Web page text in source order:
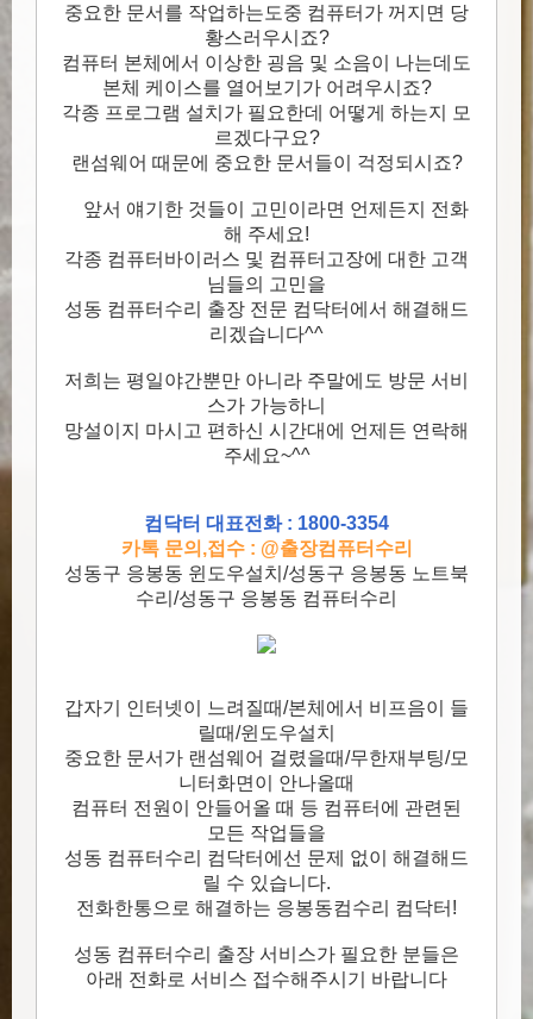
중요한 문서를 작업하는도중 컴퓨터가 꺼지면 당
황스러우시죠?
컴퓨터 본체에서 이상한 굉음 및 소음이 나는데도
본체 케이스를 열어보기가 어려우시죠?
각종 프로그램 설치가 필요한데 어떻게 하는지 모
르겠다구요?
랜섬웨어 때문에 중요한 문서들이 걱정되시죠?
앞서 얘기한 것들이 고민이라면 언제든지 전화
해 주세요!
각종 컴퓨터바이러스 및 컴퓨터고장에 대한 고객
님들의 고민을
성동 컴퓨터수리 출장 전문 컴닥터에서 해결해드
리겠습니다^^
저희는 평일야간뿐만 아니라 주말에도 방문 서비
스가 가능하니
망설이지 마시고 편하신 시간대에 언제든 연락해
주세요~^^
컴닥터 대표전화 : 1800-3354
카톡 문의,접수 : @출장컴퓨터수리
성동구 응봉동 윈도우설치/성동구 응봉동 노트북
수리/성동구 응봉동 컴퓨터수리
갑자기 인터넷이 느려질때/본체에서 비프음이 들
릴때/윈도우설치
중요한 문서가 랜섬웨어 걸렸을때/무한재부팅/모
니터화면이 안나올때
컴퓨터 전원이 안들어올 때 등 컴퓨터에 관련된
모든 작업들을
성동 컴퓨터수리 컴닥터에선 문제 없이 해결해드
릴 수 있습니다.
전화한통으로 해결하는 응봉동컴수리 컴닥터!
성동 컴퓨터수리 출장 서비스가 필요한 분들은
아래 전화로 서비스 접수해주시기 바랍니다